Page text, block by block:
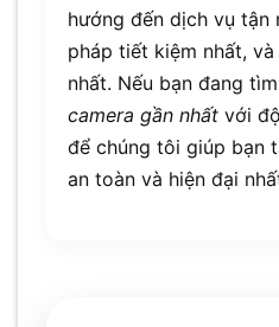
hướng đến dịch vụ tận
pháp tiết kiệm nhất,
nhất. Nếu bạn đang
camera gần nhất với
để chúng tôi giúp bạn
an toàn và hiện đại